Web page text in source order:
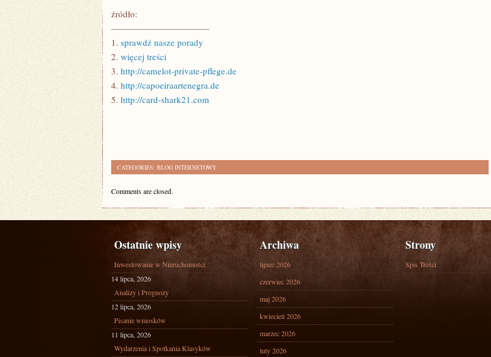
źródło:
———————————
1. sprawdź nasze porady
2. więcej treści
3. http://camelot-private-pflege.de
4. http://capoeiraartenegra.de
5. http://card-shark21.com
CATEGORIES: BLOG INTERNETOWY
Comments are closed.
Ostatnie wpisy
Inwestowanie w Nieruchomości
14 lipca, 2026
Analizy i Prognozy
12 lipca, 2026
Pisanie wniosków
11 lipca, 2026
Wydarzenia i Spotkania Klasyków
Archiwa
lipiec 2026
czerwiec 2026
maj 2026
kwiecień 2026
marzec 2026
luty 2026
Strony
Spis Treści